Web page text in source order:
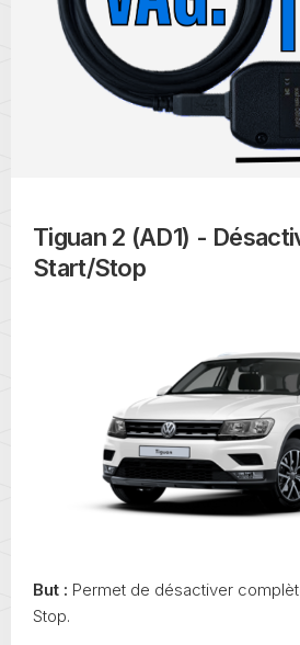
Tiguan 2 (AD1) -
Start/Stop
But : Permet de désactiver
Stop.